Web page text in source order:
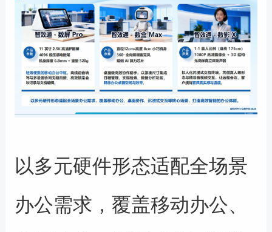
以多元硬件形态适配全场景
办公需求，覆盖移动办公、